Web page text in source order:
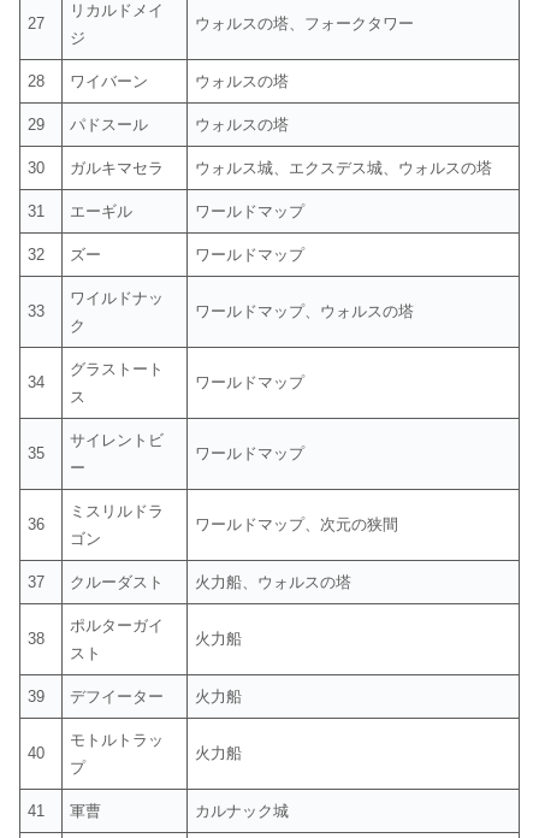
27
リカルドメイ
ジ
ウォルスの塔、フォークタワー
28 ワイバーン ウォルスの塔
29 パドスール ウォルスの塔
30 ガルキマセラ ウォルス城、エクスデス城、ウォルスの塔
31 エーギル ワールドマップ
32 ズー ワールドマップ
33
ワイルドナッ
ク
ワールドマップ、ウォルスの塔
34
グラストート
ス
ワールドマップ
35
サイレントビ
ー
ワールドマップ
36
ミスリルドラ
ゴン
ワールドマップ、次元の狭間
37 クルーダスト 火力船、ウォルスの塔
38
ポルターガイ
スト
火力船
39 デフイーター 火力船
40
モトルトラッ
プ
火力船
41 軍曹 カルナック城